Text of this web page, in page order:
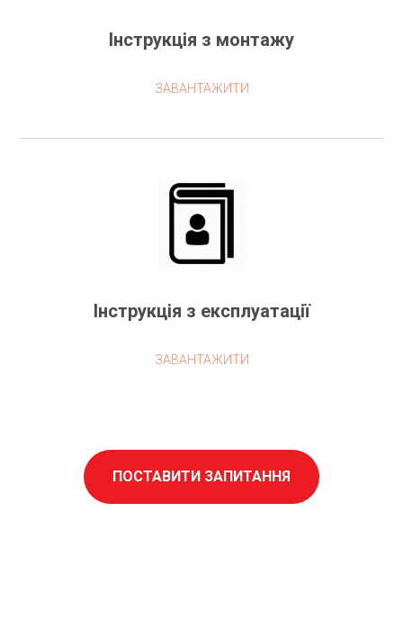
Інструкція з монтажу
ЗАВАНТАЖИТИ
Інструкція з експлуатації
ЗАВАНТАЖИТИ
ПОСТАВИТИ ЗАПИТАННЯ